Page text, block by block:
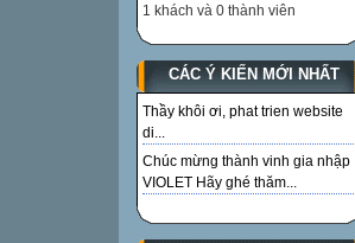
1 khách và 0 thành viên
CÁC Ý KIẾN MỚI NHẤT
Thầy khôi ơi, phat trien website
di...
Chúc mừng thành vinh gia nhập
VIOLET Hãy ghé thăm...